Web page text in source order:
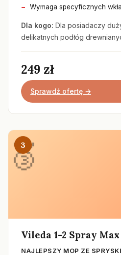
Wymaga specyficznych
Dla kogo: Dla posiadaczy
delikatnych podłóg
249 zł
Sprawdź ofertę →
3
Vileda 1-2 Spray Max
NAJLEPSZY MOP ZE